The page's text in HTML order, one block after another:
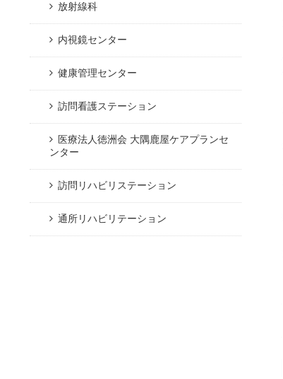
放射線科
内視鏡センター
健康管理センター
訪問看護ステーション
医療法人徳洲会 大隅鹿屋ケアプランセ
ンター
訪問リハビリステーション
通所リハビリテーション